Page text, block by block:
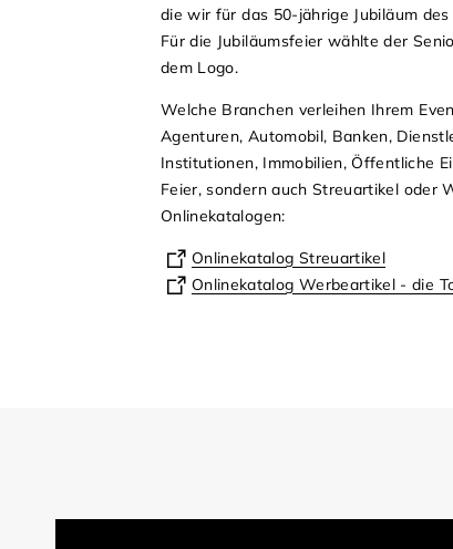
die wir für das 50-jährige Jubiläum
Für die Jubiläumsfeier wählte der
dem Logo.
Welche Branchen verleihen Ihrem
Agenturen, Automobil, Banken,
Institutionen, Immobilien, Öffentliche
Feier, sondern auch Streuartikel oder
Onlinekatalogen:
Onlinekatalog Streuartikel
Onlinekatalog Werbeartikel - die